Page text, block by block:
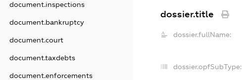
document.inspections
document.bankruptcy
document.court
document.taxdebts
document.enforcements
dossier.title
dossier.fullName:
dossier.opfSubType: